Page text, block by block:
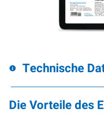
Technische
Die Vorteile des